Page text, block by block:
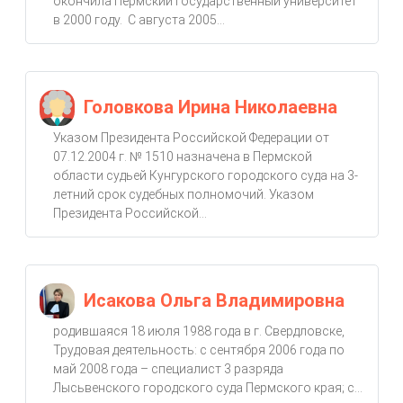
в 2000 году. С августа 2005...
Головкова Ирина Николаевна
Указом Президента Российской Федерации от
07.12.2004 г. № 1510 назначена в Пермской
области судьей Кунгурского городского суда на 3-
летний срок судебных полномочий. Указом
Президента Российской...
Исакова Ольга Владимировна
родившаяся 18 июля 1988 года в г. Свердловске,
Трудовая деятельность: с сентября 2006 года по
май 2008 года – специалист 3 разряда
Лысьвенского городского суда Пермского края; с...